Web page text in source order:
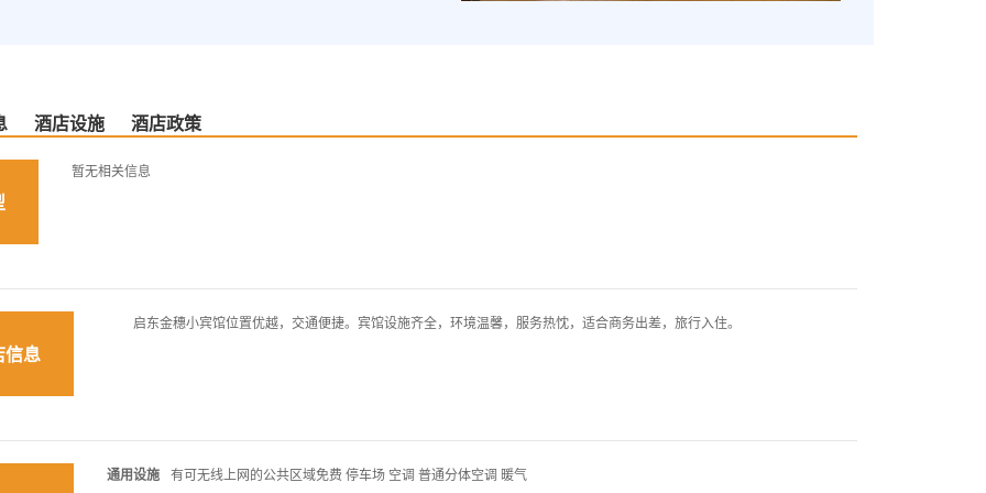
酒店设施 酒店政策
暂无相关信息
信息
启东金穗小宾馆位置优越，交通便捷。宾馆设施齐全，环境温馨，服务热忱，适合商务出差，旅行入住。
通用设施 有可无线上网的公共区域免费 停车场 空调 普通分体空调 暖气